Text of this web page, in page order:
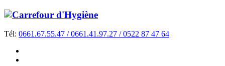
Tél: 0661.67.55.47 / 0661.41.97.27 / 0522 87 47 64